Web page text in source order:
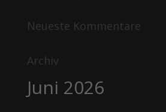
Neueste Kommentare
Archiv
Juni 2026